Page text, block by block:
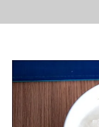
า BENZ